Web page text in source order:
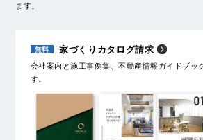
ます。
家づくりカタログ請求
会社案内と施工事例集、不動産情報ガイドブッ
す。